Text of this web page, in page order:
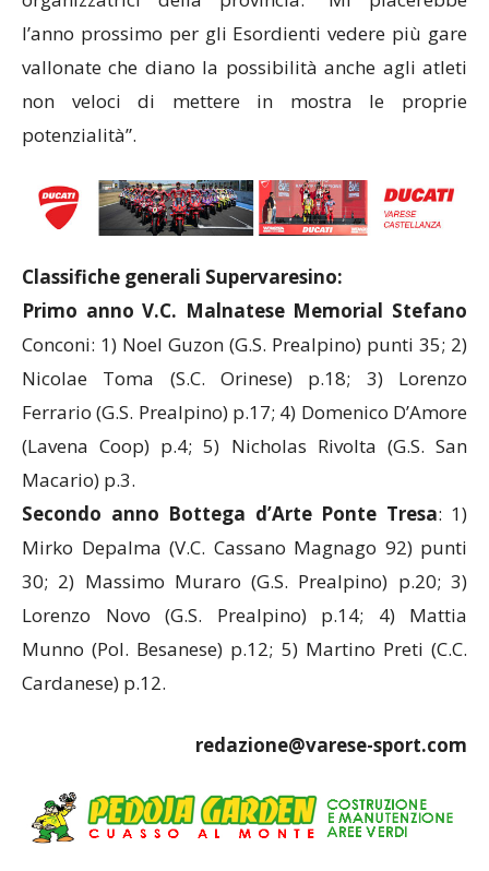
l’anno prossimo per gli Esordienti vedere più gare
vallonate che diano la possibilità anche agli atleti
non veloci di mettere in mostra le proprie
potenzialità”.
Classifiche generali Supervaresino:
Primo anno V.C. Malnatese Memorial Stefano
Conconi: 1) Noel Guzon (G.S. Prealpino) punti 35; 2)
Nicolae Toma (S.C. Orinese) p.18; 3) Lorenzo
Ferrario (G.S. Prealpino) p.17; 4) Domenico D’Amore
(Lavena Coop) p.4; 5) Nicholas Rivolta (G.S. San
Macario) p.3.
Secondo anno Bottega d’Arte Ponte Tresa: 1)
Mirko Depalma (V.C. Cassano Magnago 92) punti
30; 2) Massimo Muraro (G.S. Prealpino) p.20; 3)
Lorenzo Novo (G.S. Prealpino) p.14; 4) Mattia
Munno (Pol. Besanese) p.12; 5) Martino Preti (C.C.
Cardanese) p.12.
redazione@varese-sport.com